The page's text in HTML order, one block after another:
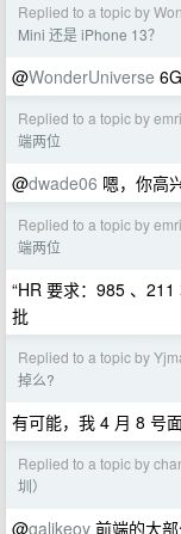
Replied to a topic by
Mini 还是 iPhone 13？
@WonderUniverse
Replied to a topic by
端两位
@dwade06 嗯，你高
Replied to a topic by
端两位
“HR 要求：985 、
批
Replied to a topic by
掉么?
有可能，我 4 月 8 号
Replied to a topic by
圳）
@galikeoy 前端的大